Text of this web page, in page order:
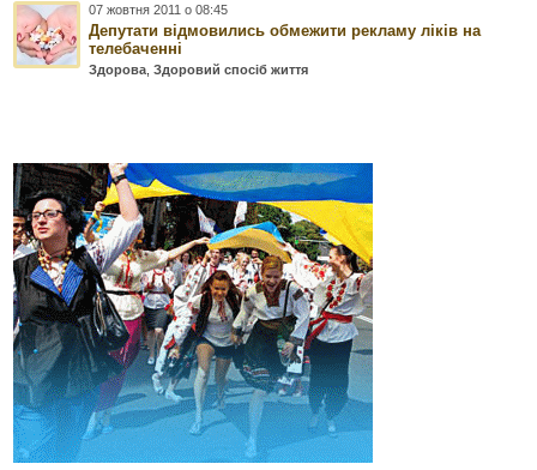
07 жовтня 2011 о 08:45
Депутати відмовились обмежити рекламу ліків на
телебаченні
Здорова ,Здоровий спосіб життя